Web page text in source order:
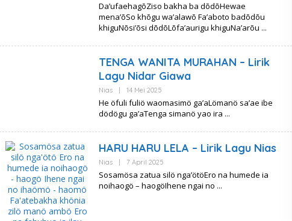
Metro
Da’ufaehagõZiso bakha ba dõdõHewae
mena’õSo khõgu wa’alawõ Fa’aboto badõdõu
khiguNõsi’õsi dõdõLõfa’aurigu khiguNa’arõu
TENGA WANITA MURAHAN – Lirik
Lagu Nidar Giawa
Nias 14 Mei 2025Oleh
Metro
He öfuli fuliö waomasimö ga’aLömanö sa’ae ibe
dödögu ga’aTenga simanö yao ira
HARU HARU LELA – Lirik Lagu Nias
Nias 7 April 2025Oleh
Metro
Sosamösa zatua silö nga’ötöEro na humede ia
noihaogö – haogöIhene ngai no